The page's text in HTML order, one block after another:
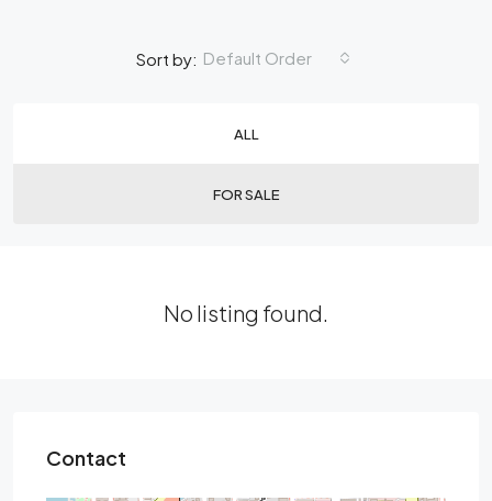
ALL
FOR SALE
Sort by: Default Order
No listing found.
Contact